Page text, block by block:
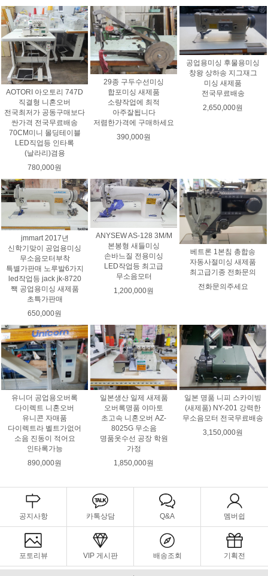
AOTORI 아오토리 747D
직결형 니혼오버
전국최저가 공동구매보다
싼가격 전국무료배송
70CM미니 몰딩테이블
LED직업등 인타록
(날라리)겸용
780,000원
29종 구두수선미싱
합포미싱 새제품
소량작업에 최적
아주잘됩니다
저렴한가격에 구매하세요
390,000원
공업용미싱 후물용미싱
창왕 상하송 지그재그
미싱 새제품
전국무료배송
2,650,000원
jmmart 2017년
신학기맞이 공업용미싱
무소음모터부착
특별가판매 노루발6가지
led작업등 jack jk-8720
짹 공업용미싱 새제품
초특가판매
650,000원
ANYSEW AS-128 3M/M
본봉형 새들미싱
손바느질 전용미싱
LED작업등 최고급
무소음모터
1,200,000원
베트론 1본침 총합송
자동사절미싱 새제품
최고급기종 전화문의
전화문의주세요
유니더 공업용오버록
다이렉트 니혼오버
유니콘 자매품
다이렉트라 벨트가없어
소음 진동이 적어요
인타록가능
890,000원
일본생산 일제 새제품
오버록명품 야마토
초고속 니혼오버 AZ-
8025G 무소음
명품옷수선 공장 학원
가정
1,850,000원
일본 명품 니피 스카이빙
(새제품) NY-201 강력한
무소음모터 전국무료배송
3,150,000원
공지사항 카톡상담 Q&A 멤버쉽
포토리뷰 VIP 게시판 배송조회 기획전